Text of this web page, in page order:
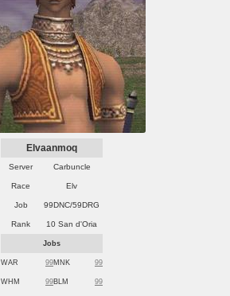
Elvaanmoq
Server Carbuncle
Race Elv
Job 99DNC/59DRG
Rank 10 San d'Oria
Jobs
WAR 99MNK 99
WHM 99BLM 99